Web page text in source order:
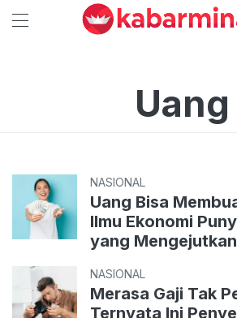
Uang
NASIONAL
Uang Bisa
Ilmu Ekonomi
yang Mengejutkan
NASIONAL
Merasa Gaji Tak
Ternyata Ini